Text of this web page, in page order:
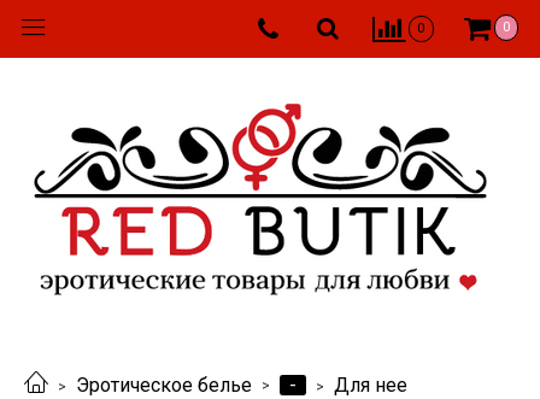
0 0
Эротическое белье - Для нее